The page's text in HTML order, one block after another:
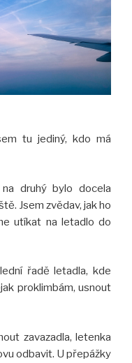
tu jediný, kdo má
druhý bylo docela
Jsem zvědav, jak ho
utíkat na letadlo do
řadě letadla, kde
proklimbám, usnout
zavazadla, letenka
odbavit. U přepážky